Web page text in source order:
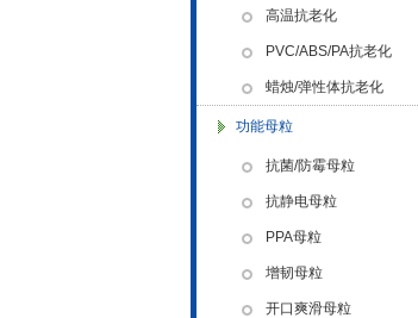
高温抗老化
PVC/ABS/PA抗老化
蜡烛/弹性体抗老化
功能母粒
抗菌/防霉母粒
抗静电母粒
PPA母粒
增韧母粒
开口爽滑母粒
业”称号
浙江省创新型企业稳定